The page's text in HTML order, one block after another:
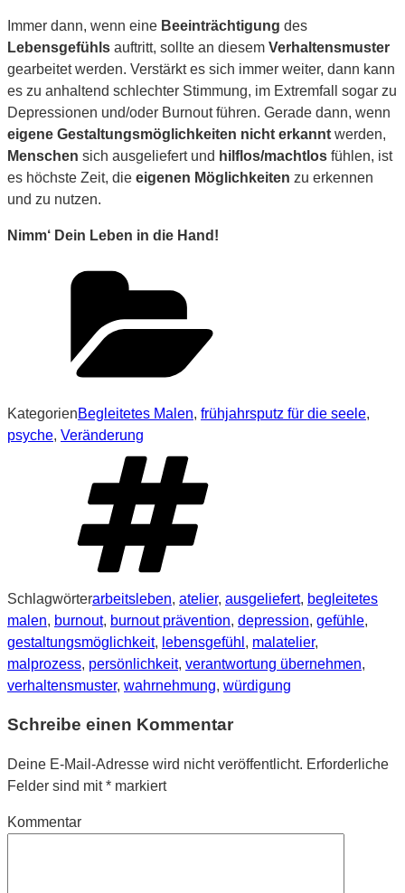
Immer dann, wenn eine Beeinträchtigung des
Lebensgefühls auftritt, sollte an diesem Verhaltensmuster
gearbeitet werden. Verstärkt es sich immer weiter, dann kann
es zu anhaltend schlechter Stimmung, im Extremfall sogar zu
Depressionen und/oder Burnout führen. Gerade dann, wenn
eigene Gestaltungsmöglichkeiten nicht erkannt werden,
Menschen sich ausgeliefert und hilflos/machtlos fühlen, ist
es höchste Zeit, die eigenen Möglichkeiten zu erkennen
und zu nutzen.
Nimm‘ Dein Leben in die Hand!
KategorienBegleitetes Malen, frühjahrsputz für die seele,
psyche, Veränderung
Schlagwörterarbeitsleben, atelier, ausgeliefert, begleitetes
malen, burnout, burnout prävention, depression, gefühle,
gestaltungsmöglichkeit, lebensgefühl , malatelier,
malprozess, persönlichkeit, verantwortung übernehmen,
verhaltensmuster, wahrnehmung, würdigung
Schreibe einen Kommentar
Deine E-Mail-Adresse wird nicht veröffentlicht. Erforderliche
Felder sind mit* markiert
Kommentar